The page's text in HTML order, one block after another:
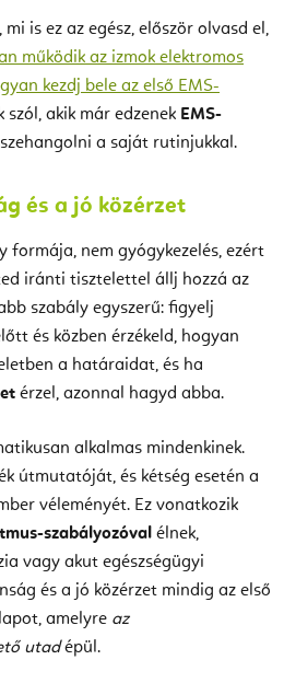
is ez az egész, először olvasd el,
működik az izmok elektromos
kezdj bele az első EMS-
szól, akik már edzenek EMS-
a saját rutinjukkal.
és a jó közérzet
formája, nem gyógykezelés, ezért
iránti tisztelettel állj hozzá az
szabály egyszerű: figyelj
és közben érzékeld, hogyan
a határaidat, és ha
érzel, azonnal hagyd abba.
alkalmas mindenkinek.
útmutatóját, és kétség esetén a
véleményét. Ez vonatkozik
szabályozóval élnek,
vagy akut egészségügyi
és a jó közérzet mindig az első
amelyre az
utadépül.